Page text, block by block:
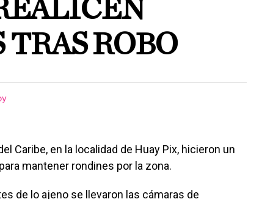
ROBO
Caribe, en la localidad de Huay Pix, hicieron un
mantener rondines por la zona.
de lo ajeno se llevaron las cámaras de